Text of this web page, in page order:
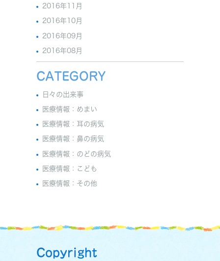
2016年11月
2016年10月
2016年09月
2016年08月
CATEGORY
日々の出来事
医療情報：めまい
医療情報：耳の病気
医療情報：鼻の病気
医療情報：のどの病気
医療情報：こども
医療情報：その他
Copyright